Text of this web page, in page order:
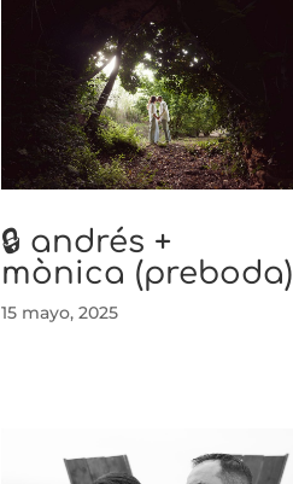
🔒 andrés +
mònica (preboda)
15 mayo, 2025